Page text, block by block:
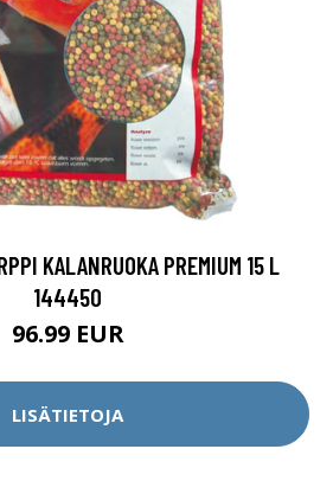
KALANRUOKA PREMIUM 15 L
144450
96.99 EUR
LISÄTIETOJA